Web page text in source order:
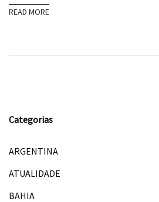
READ MORE
Categorias
ARGENTINA
ATUALIDADE
BAHIA